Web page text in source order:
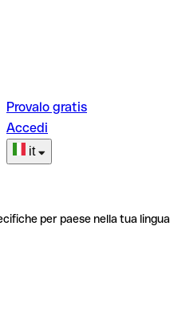
Provalo gratis
Accedi
it
per paese nella tua lingua